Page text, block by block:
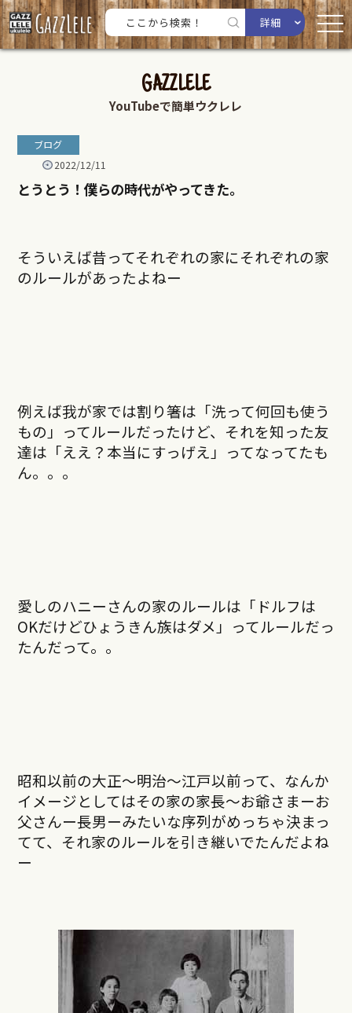
詳細
GAZZLELE
YouTubeで簡単ウクレレ
ブログ
2022/12/11
とうとう！僕らの時代がやってきた。
そういえば昔ってそれぞれの家にそれぞれの家
のルールがあったよねー
例えば我が家では割り箸は「洗って何回も使う
もの」ってルールだったけど、それを知った友
達は「ええ？本当にすっげえ」ってなってたも
ん。。。
愛しのハニーさんの家のルールは「ドルフは
OKだけどひょうきん族はダメ」ってルールだっ
たんだって。。
昭和以前の大正～明治～江戸以前って、なんか
イメージとしてはその家の家長～お爺さまーお
父さんー長男ーみたいな序列がめっちゃ決まっ
てて、それ家のルールを引き継いでたんだよね
ー